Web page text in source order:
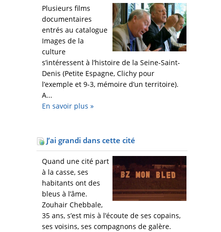
Plusieurs films
documentaires
entrés au catalogue
Images de la
culture
s’intéressent à l’histoire de la Seine-Saint-
Denis (Petite Espagne, Clichy pour
l’exemple et 9-3, mémoire d’un territoire).
A...
En savoir plus »
J’ai grandi dans cette cité
Quand une cité part
à la casse, ses
habitants ont des
bleus à l’âme.
Zouhair Chebbale,
35 ans, s’est mis à l’écoute de ses copains,
ses voisins, ses compagnons de galère.